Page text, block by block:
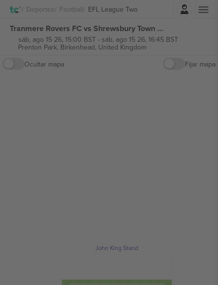
Deportes Football EFL League Two
Iniciar sesión
Tranmere Rovers FC vs Shrewsbury Town FC EFL League Two entradas
sáb, ago 15 26, 15:00 BST- sáb, ago 15 26, 16:45 BST
Prenton Park, Birkenhead, United Kingdom
Ocultar mapa
Fijar mapa
John King Stand